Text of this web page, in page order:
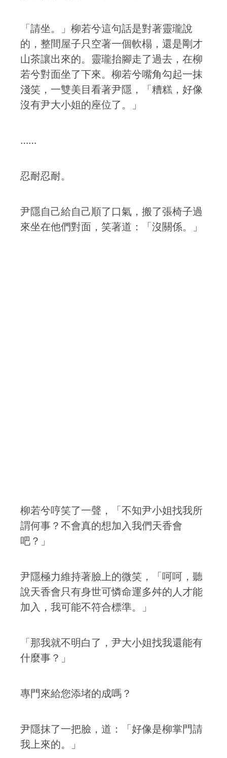
「請坐。」柳若兮這句話是對著靈瓏說
的，整間屋子只空著一個軟榻，還是剛才
山茶讓出來的。靈瓏抬腳走了過去，在柳
若兮對面坐了下來。柳若兮嘴角勾起一抹
淺笑，一雙美目看著尹隱，「糟糕，好像
沒有尹大小姐的座位了。」
……
忍耐忍耐。
尹隱自己給自己順了口氣，搬了張椅子過
來坐在他們對面，笑著道：「沒關係。」
柳若兮哼笑了一聲，「不知尹小姐找我所
謂何事？不會真的想加入我們天香會
吧？」
尹隱極力維持著臉上的微笑，「呵呵，聽
說天香會只有身世可憐命運多舛的人才能
加入，我可能不符合標準。」
「那我就不明白了，尹大小姐找我還能有
什麼事？」
專門來給您添堵的成嗎？
尹隱抹了一把臉，道：「好像是柳掌門請
我上來的。」